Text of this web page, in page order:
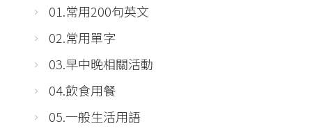
01.常用200句英文
02.常用單字
03.早中晚相關活動
04.飲食用餐
05.一般生活用語